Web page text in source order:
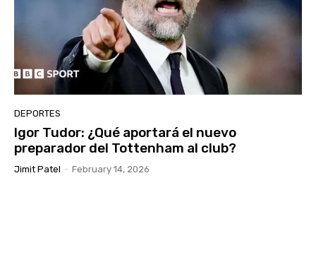
DEPORTES
Igor Tudor: ¿Qué aportará el nuevo
preparador del Tottenham al club?
Jimit Patel - February 14, 2026